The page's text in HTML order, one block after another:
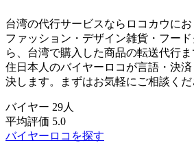
台湾の代行サービスならロコカウにお
ファッション・デザイン雑貨・フー
ら、台湾で購入した商品の転送代行
住日本人のバイヤーロコが言語・決
決します。まずはお気軽にご相談くだ
バイヤー 29人
平均評価 5.0
バイヤーロコを探す